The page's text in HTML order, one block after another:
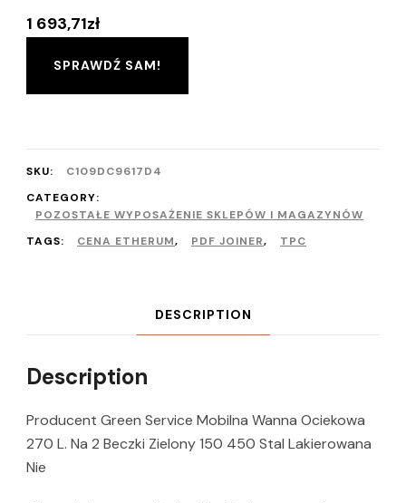
1 693,71zł
SPRAWDŹ SAM!
SKU:
C109DC9617D4
CATEGORY:
POZOSTAŁE WYPOSAŻENIE SKLEPÓW I MAGAZYNÓW
TAGS:
CENA ETHERUM, PDF JOINER, TPC
DESCRIPTION
Description
Producent Green Service Mobilna Wanna Ociekowa
270 L. Na 2 Beczki Zielony 150 450 Stal Lakierowana
Nie